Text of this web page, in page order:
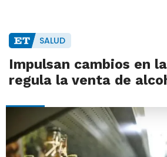
SALUD
Impulsan cambios en
regula la venta de